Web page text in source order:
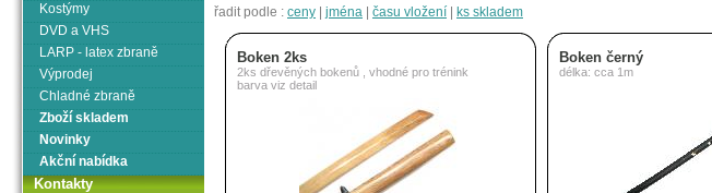
řadit podle : ceny jména času vložení ks skladem
Boken 2ks
2ks dřevěných bokenů , vhodné pro trénink
barva viz detail
Boken černý
délka: cca 1m
Kostýmy
DVD a VHS
LARP - latex zbraně
Výprodej
Chladné zbraně
Zboží skladem
Novinky
Akční nabídka
Kontakty